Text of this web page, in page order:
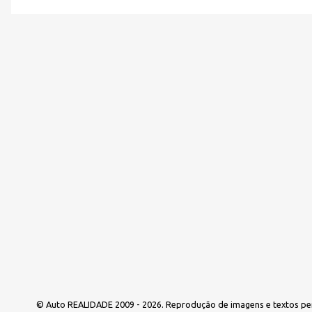
© Auto REALIDADE 2009 - 2026. Reprodução de imagens e textos